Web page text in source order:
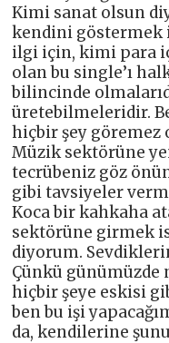
Kimi sanat olsun
kendini
ilgi için, kimi para
olan bu single’ı
bilincinde
üretebilmeleridir.
hiçbir şey göremez
Müzik sektörüne
tecrübeniz göz
gibi tavsiyeler
Koca bir kahkaha
sektörüne girmek
diyorum.
Çünkü günümüzde
hiçbir şeye eskisi
ben bu işi
da, kendilerine